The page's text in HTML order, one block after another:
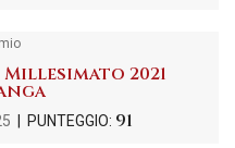
2021
| PUNTEGGIO: 91